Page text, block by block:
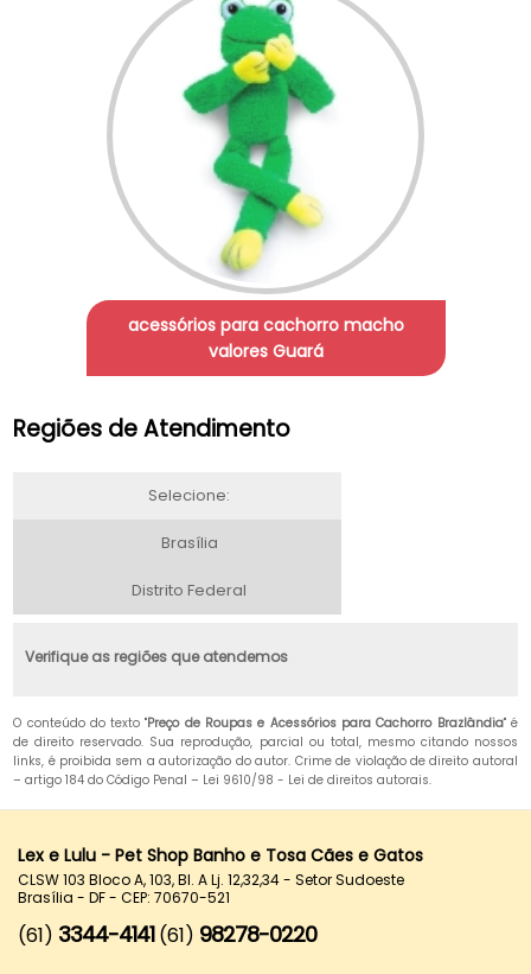
acessórios para cachorro macho
valores Guará
Regiões de Atendimento
Selecione:
Brasília
Distrito Federal
Verifique as regiões que atendemos
O conteúdo do texto "Preço de Roupas e Acessórios para Cachorro Brazlândia" é
de direito reservado. Sua reprodução, parcial ou total, mesmo citando nossos
links, é proibida sem a autorização do autor. Crime de violação de direito autoral
– artigo 184 do Código Penal – Lei 9610/98 - Lei de direitos autorais.
Lex e Lulu - Pet Shop Banho e Tosa Cães e Gatos
CLSW 103 Bloco A, 103, Bl. A Lj. 12,32,34 - Setor Sudoeste
Brasília - DF - CEP: 70670-521
(61) 3344-4141 (61) 98278-0220